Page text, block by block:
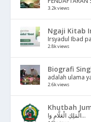
3.2k views
Ngaji Kitab
Irsyadul Ibad
2.8k views
Biografi
adalah ulama
2.6k views
Khutbah
الْمَلِكِ الْعَلَّامِ وَا...